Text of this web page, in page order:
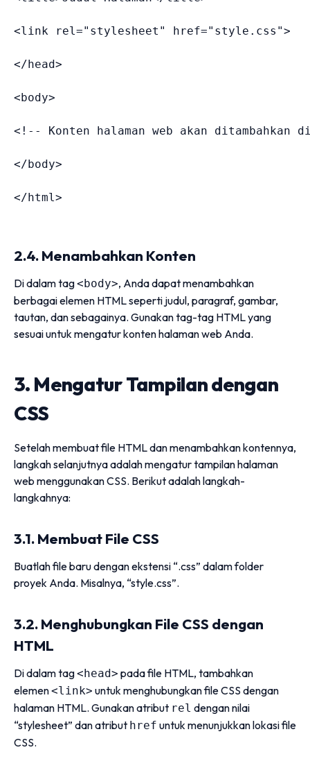
<link rel=" stylesheet " href=" style.css ">
</head>
<body>
<!-- Konten halaman web akan
</body>
</html>
2.4. Menambahkan Konten
Di dalam tag<body>, Anda dapat menambahkan
berbagai elemen HTML seperti judul, paragraf, gambar,
tautan, dan sebagainya. Gunakan tag-tag HTML yang
sesuai untuk mengatur konten halaman web Anda.
3. Mengatur Tampilan dengan
CSS
Setelah membuat file HTML dan menambahkan kontennya,
langkah selanjutnya adalah mengatur tampilan halaman
web menggunakan CSS. Berikut adalah langkah-
langkahnya:
3.1. Membuat File CSS
Buatlah file baru dengan ekstensi “.css” dalam folder
proyek Anda. Misalnya, “style.css”.
3.2. Menghubungkan File CSS dengan
HTML
Di dalam tag<head> pada file HTML, tambahkan
elemen<link> untuk menghubungkan file CSS dengan
halaman HTML. Gunakan atribut rel dengan nilai
“stylesheet” dan atribut href untuk menunjukkan lokasi file
CSS.